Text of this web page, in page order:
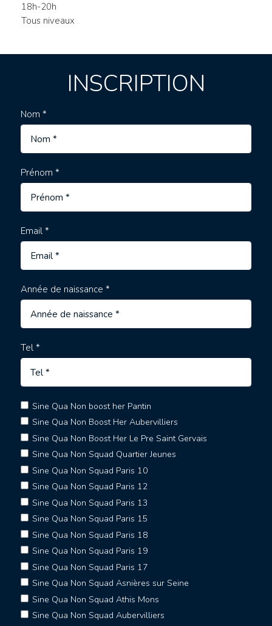
18h-20h
Tous niveaux
INSCRIPTION
Nom *
Prénom *
Email *
Année de naissance *
Tel *
Sine Qua Non boost her Pantin
Sine Qua Non Boost Her Aubervilliers
Sine Qua Non Boost Her Le Pre Saint Gervais
Sine Qua Non Squad Quartier Jeunes
Sine Qua Non Squad Paris 10
Sine Qua Non Squad Paris 12
Sine Qua Non Squad Paris 13
Sine Qua Non Squad Paris 15
Sine Qua Non Squad Paris 18
Sine Qua Non Squad Paris 19
Sine Qua Non Squad Paris 17
Sine Qua Non Squad Asnières sur Seine
Sine Qua Non Squad Athis Mons
Sine Qua Non Squad Aubervilliers